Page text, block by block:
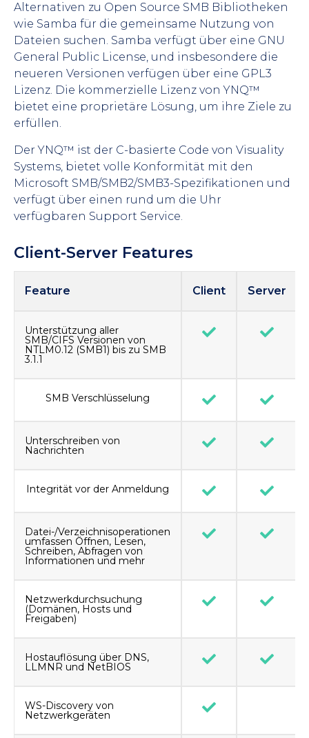
Alternativen zu Open Source SMB Bibliotheken
wie Samba für die gemeinsame Nutzung von
Dateien suchen. Samba verfügt über eine GNU
General Public License, und insbesondere die
neueren Versionen verfügen über eine GPL3
Lizenz. Die kommerzielle Lizenz von YNQ™
bietet eine proprietäre Lösung, um ihre Ziele zu
erfüllen.
Der YNQ™ ist der C-basierte Code von Visuality
Systems, bietet volle Konformität mit den
Microsoft SMB/SMB2/SMB3-Spezifikationen und
verfügt über einen rund um die Uhr
verfügbaren Support Service.
Client-Server Features
Feature Client Server
Unterstützung aller
SMB/CIFS Versionen von
NTLM0.12 (SMB1) bis zu SMB
3.1.1
SMB Verschlüsselung
Unterschreiben von
Nachrichten
Integrität vor der Anmeldung
Datei-/Verzeichnisoperationen
umfassen Öffnen, Lesen,
Schreiben, Abfragen von
Informationen und mehr
Netzwerkdurchsuchung
(Domänen, Hosts und
Freigaben)
Hostauflösung über DNS,
LLMNR und NetBIOS
WS-Discovery von
Netzwerkgeräten